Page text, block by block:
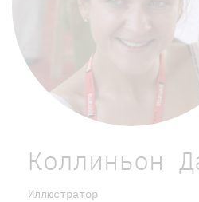
Коллиньон
Иллюстратор